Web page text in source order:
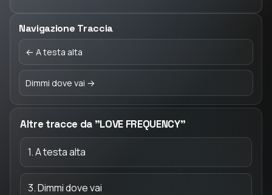
Navigazione Traccia
← A testa alta
Dimmi dove vai →
Altre tracce da "LOVE FREQUENCY"
1. A testa alta
3. Dimmi dove vai